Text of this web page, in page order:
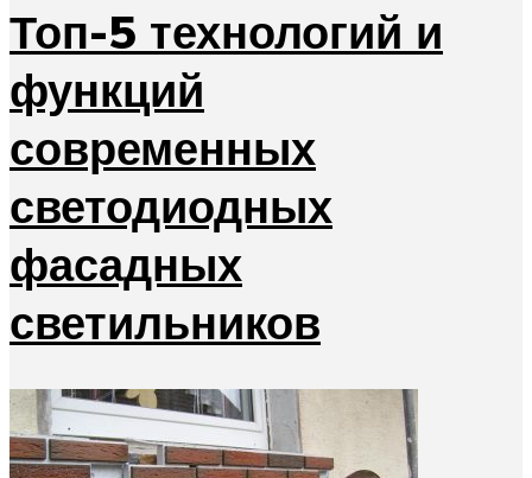
Топ-5 технологий и
функций
современных
светодиодных
фасадных
светильников